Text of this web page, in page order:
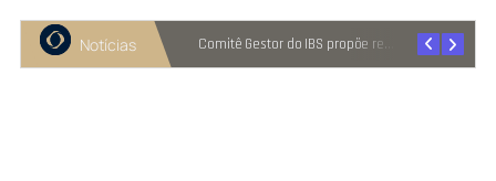
Notícias
Recuperação judicial cresce entre micro e pequenas empresas Comitê Gestor do IBS propõe reter metade de 2027